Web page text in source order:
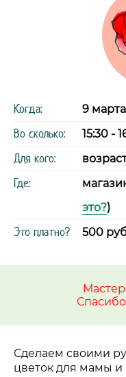
Когда: 9 марта
Во сколько: 15:30 -
Для кого:
Где:
это?)
Это платно? 500
Сделаем своими
цветок для мамы и